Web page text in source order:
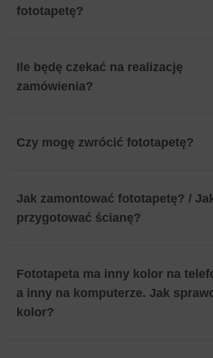
fototapetę?
Ile będę czekać na realizację
zamówienia?
Czy mogę zwrócić fototapetę?
Jak zamontować fototapetę? /
przygotować ścianę?
Fototapeta ma inny kolor na
a inny na komputerze. Jak
kolor?